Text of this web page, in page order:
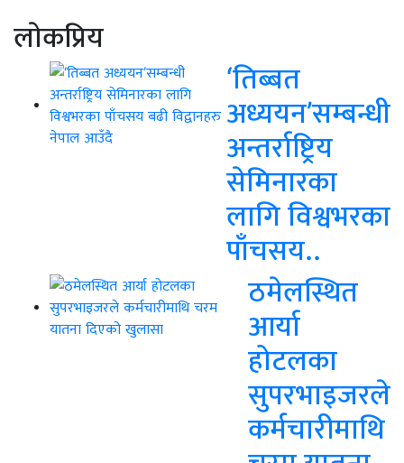
लाेकप्रिय
‘तिब्बत
अध्ययन’सम्बन्धी
अन्तर्राष्ट्रिय
सेमिनारका
लागि विश्वभरका
पाँचसय..
ठमेलस्थित
आर्या
होटलका
सुपरभाइजरले
कर्मचारीमाथि